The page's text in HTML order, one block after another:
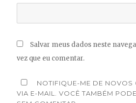
Salvar meus dados neste
vez que eu comentar.
NOTIFIQUE-ME DE NOVOS
VIA E-MAIL. VOCÊ TAMBÉM PODE